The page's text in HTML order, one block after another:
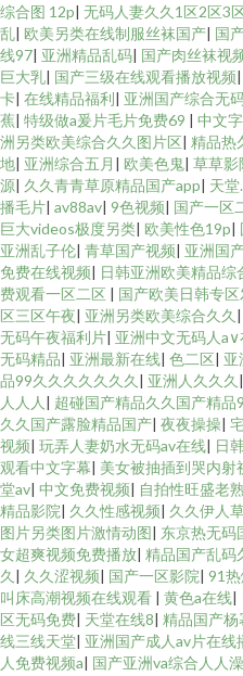
综合图 12p| 无码人妻久久1区2区3
乱| 欧美另类在线制服丝袜国产| 国
线97| 亚洲精品乱码| 国产肉丝袜视
巨大乳| 国产三级在线观看播放视频|
卡| 在线精品福利| 亚洲国产综合无
蕉| 特级做a爰片毛片免费69 | 中文
洲另类欧美综合久久图片区| 精品热
地| 亚洲综合五月 | 欧美色鬼| 草草影
源| 久久青青草原精品国产app| 天
播毛片| av88av| 9色视频| 国产一区
巨大videos极度另类| 欧美性色19p|
亚洲乱子伦| 青草国产视频| 亚洲国
免费在线视频| 日韩亚洲欧美精品综
费观看一区二区 | 国产欧美日韩专
区三区午夜| 亚洲另类欧美综合久久 |
无码午夜福利片| 亚洲中文无码人
无码精品| 亚洲最新在线| 色二区| 亚
品99久久久久久久久 | 亚洲人久久久 |
人人人 | 超碰国产精品久久国产精品
久久国产露脸精品国产| 夜夜操操|
视频| 玩弄人妻奶水无码av在线| 日
观看中文字幕| 美女被抽插到哭内射
堂av| 中文免费视频| 自拍性旺盛老
精品影院| 久久性感视频| 久久伊人
图片另类图片激情动图| 东京热无码
女超爽视频免费播放| 精品国产乱码
久 | 久久涩视频| 国产一区影院| 91
叫床高潮视频在线观看 | 黄色a在线|
区无码免费| 天堂在线8| 精品国产
线三线天堂| 亚洲国产成人av片在线
人免费视频a| 国产亚洲va综合人人